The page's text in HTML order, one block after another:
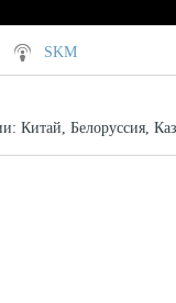
SKM
Китай, Белоруссия,